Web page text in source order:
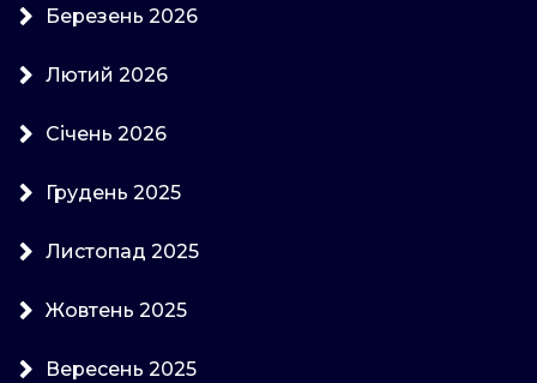
Березень 2026
Лютий 2026
Січень 2026
Грудень 2025
Листопад 2025
Жовтень 2025
Вересень 2025